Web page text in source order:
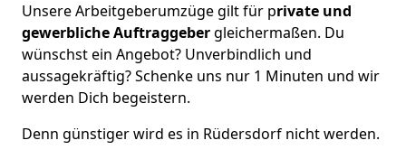
Unsere Arbeitgeberumzüge gilt für private und
gewerbliche Auftraggebergleichermaßen. Du
wünschst ein Angebot? Unverbindlich und
aussagekräftig? Schenke uns nur 1 Minuten und wir
werden Dich begeistern.
Denn günstiger wird es in Rüdersdorf nicht werden.